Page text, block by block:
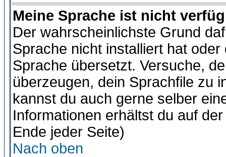
Meine Sprache ist nicht
Der wahrscheinlichste Grund
Sprache nicht installiert hat
Sprache übersetzt. Versuche,
überzeugen, dein Sprachfile zu
kannst du auch gerne selber
Informationen erhältst du auf
Ende jeder Seite)
Nach oben